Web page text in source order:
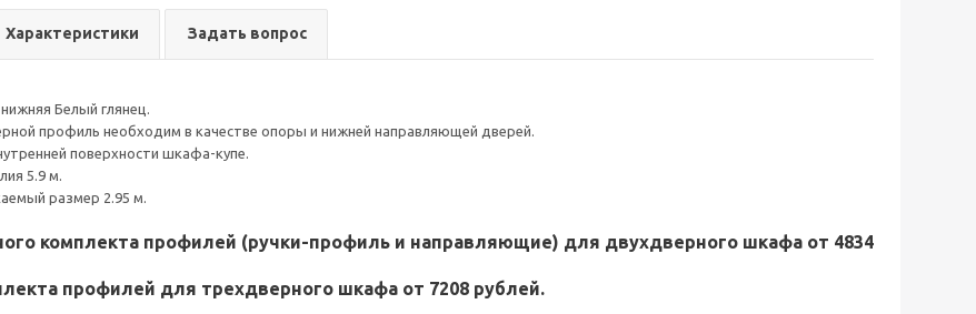
Характеристики Задать вопрос
Белый глянец.
профиль необходим в качестве опоры и нижней направляющей дверей.
поверхности шкафа-купе.
5.9 м.
размер 2.95 м.
комплекта профилей (ручки-профиль и направляющие) для двухдверного шкафа от 4834
профилей для трехдверного шкафа от 7208 рублей.